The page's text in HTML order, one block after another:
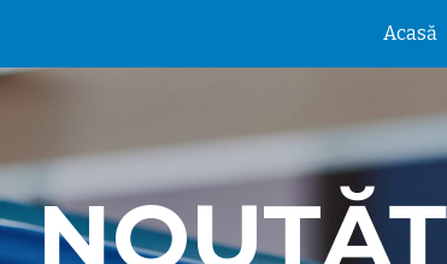
Skip
Acasă